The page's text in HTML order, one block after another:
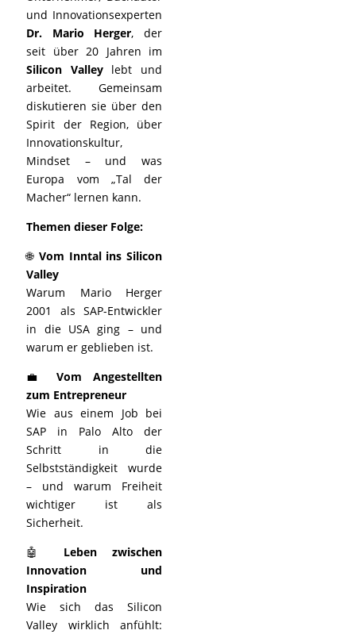
und Innovationsexperten
Dr. Mario Herger, der
seit über 20 Jahren im
Silicon Valleylebt und
arbeitet. Gemeinsam
diskutieren sie über den
Spirit der Region, über
Innovationskultur,
Mindset – und was
Europa vom „Tal der
Macher“ lernen kann.
Themen dieser Folge:
🌐Vom Inntal ins Silicon
Valley
Warum Mario Herger
2001 als SAP-Entwickler
in die USA ging – und
warum er geblieben ist.
💼Vom Angestellten
zum Entrepreneur
Wie aus einem Job bei
SAP in Palo Alto der
Schritt in die
Selbstständigkeit wurde
– und warum Freiheit
wichtiger ist als
Sicherheit.
🤖 Leben zwischen
Innovation und
Inspiration
Wie sich das Silicon
Valley wirklich anfühlt: